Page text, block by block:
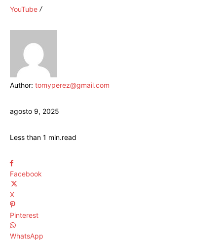
YouTube
Author: tomyperez@gmail.com
agosto 9, 2025
Less than 1 min.read
Facebook
X
Pinterest
WhatsApp